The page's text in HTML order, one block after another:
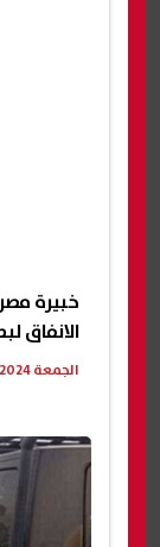
خبيرة
الانفاق
الجمعة 12/01/2024 01:46 ص